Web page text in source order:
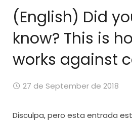
(English) Did
know? This is
works against
27 de September de 2018
Disculpa, pero esta entrada